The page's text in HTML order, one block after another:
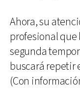
Ahora, su
profesional que
segunda
buscará repetir
(Con